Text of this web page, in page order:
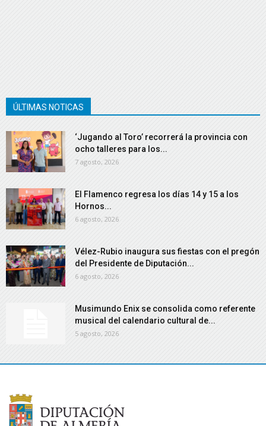
ÚLTIMAS NOTICAS
‘Jugando al Toro’ recorrerá la provincia con
ocho talleres para los...
7 agosto, 2026
El Flamenco regresa los días 14 y 15 a los
Hornos...
6 agosto, 2026
Vélez-Rubio inaugura sus fiestas con el pregón
del Presidente de Diputación...
6 agosto, 2026
Musimundo Enix se consolida como referente
musical del calendario cultural de...
5 agosto, 2026